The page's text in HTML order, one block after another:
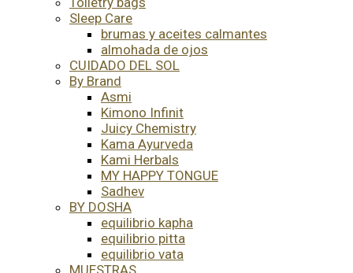
Sleep Care
brumas y aceites calmantes
almohada de ojos
CUIDADO DEL SOL
By Brand
Asmi
Kimono Infinit
Juicy Chemistry
Kama Ayurveda
Kami Herbals
MY HAPPY TONGUE
Sadhev
BY DOSHA
equilibrio kapha
equilibrio pitta
equilibrio vata
MUESTRAS